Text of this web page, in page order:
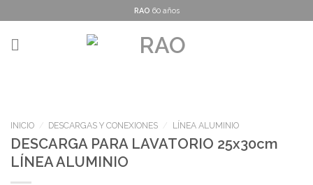
to
content
RAO 60 años
INICIO / DESCARGAS Y CONEXIONES / LÍNEA ALUMINIO
DESCARGA PARA LAVATORIO 25x30cm
LÍNEA ALUMINIO